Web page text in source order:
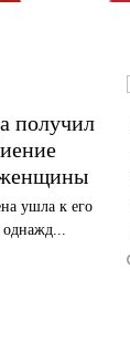
получил
женщины
ушла к его